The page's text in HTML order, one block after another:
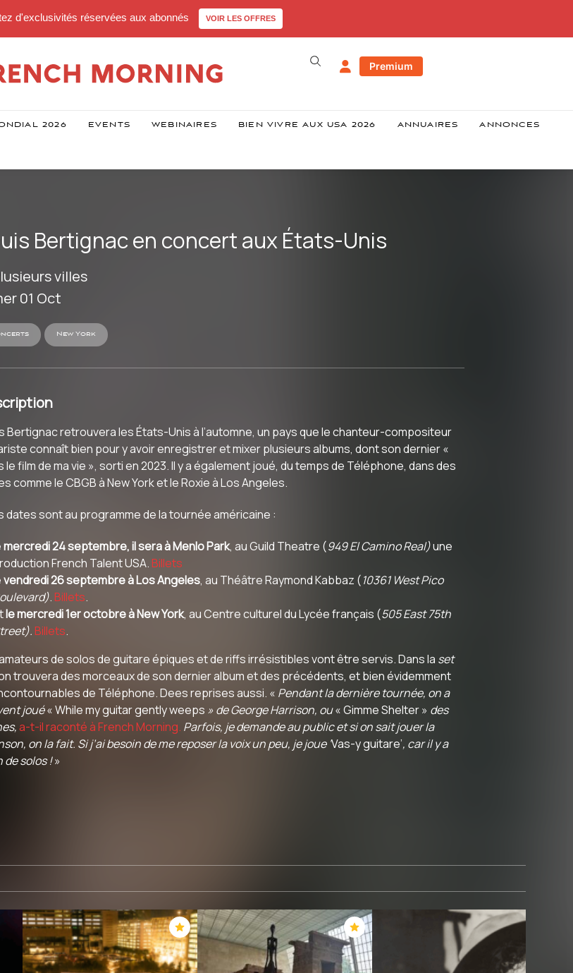
d'exclusivités réservées aux abonnés VOIR LES OFFRES
Premium
2026 EVENTS WEBINAIRES BIEN VIVRE AUX USA 2026 ANNUAIRES ANNONCES
Bertignac en concert aux États-Unis
villes
01 Oct
New York
Bertignac retrouvera les États-Unis à l’automne, un pays que le chanteur-compositeur
connaît bien pour y avoir enregistrer et mixer plusieurs albums, dont son dernier «
le film de ma vie », sorti en 2023. Il y a également joué, du temps de Téléphone, dans des
comme le CBGB à New York et le Roxie à Los Angeles.
dates sont au programme de la tournée américaine :
mercredi 24 septembre, il sera à Menlo Park, au Guild Theatre (949 El Camino Real)une
French Talent USA.Billets
vendredi 26 septembre à Los Angeles, au Théâtre Raymond Kabbaz (10361 West Pico
.Billets.
le mercredi 1er octobre à New York, au Centre culturel du Lycée français (505 East 75th
Billets.
de solos de guitare épiques et de riffs irrésistibles vont être servis. Dans la set
trouvera des morceaux de son dernier album et des précédents, et bien évidemment
de Téléphone. Dees reprises aussi. « Pendant la dernière tournée, on a
joué« While my guitar gently weeps »de George Harrison, ou« Gimme Shelter » des
a-t-il raconté à French Morning. Parfois, je demande au public et si on sait jouer la
on la fait. Si j’ai besoin de me reposer la voix un peu, je joue ‘Vas-y guitare’, car il y a
de solos !»